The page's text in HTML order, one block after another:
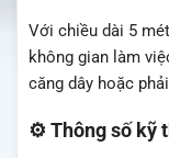
Với chiều dài 5
không gian làm
căng dây hoặc
⚙️ Thông số kỹ